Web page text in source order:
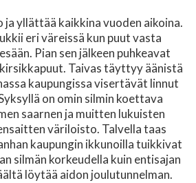
ja yllättää kaikkina vuoden aikoina.
eri väreissä kun puut vasta
Pian sen jälkeen puhkeavat
Taivas täyttyy äänistä
kaupungissa visertävät linnut
on omin silmin koettava
saarnen ja muitten lukuisten
väriloisto. Talvella taas
kaupungin ikkunoilla tuikkivat
silmän korkeudella kuin entisajan
löytää aidon joulutunnelman.